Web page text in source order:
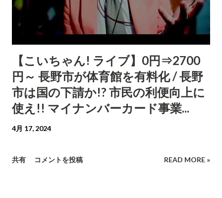
【こいちゃん! ライブ】0円⇒2700
円～ 長野市が体育館を有料化 / 長野
市は国の下請か!? 市民の利便向上に
使え!! マイナンバーカード事業...
4月 17, 2024
共有 コメントを投稿 READ MORE »